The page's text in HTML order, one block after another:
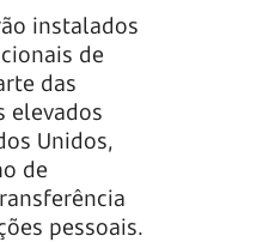
instalados
de
das
elevados
Unidos,
de
pessoais.